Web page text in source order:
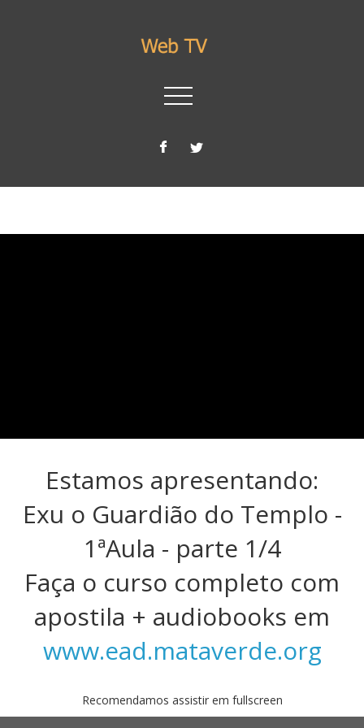
Estamos apresentando:
Exu o Guardião do Templo -
1ªAula - parte 1/4
Faça o curso completo com
apostila + audiobooks em
www.ead.mataverde.org
Recomendamos assistir em fullscreen